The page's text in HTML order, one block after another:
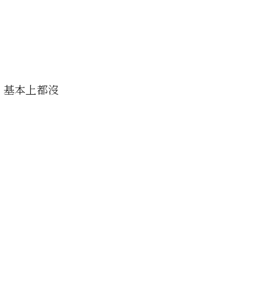
本上都沒